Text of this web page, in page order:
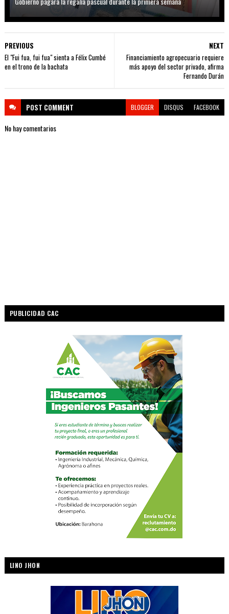
NEXT
Financiamiento agropecuario requiere
más apoyo del sector privado, afirma
Fernando Durán
PREVIOUS
El "Fui fua, fui fua" sienta a Félix Cumbé
en el trono de la bachata
POST COMMENT BLOGGER DISQUS FACEBOOK
No hay comentarios
PUBLICIDAD CAC
LINO JHON